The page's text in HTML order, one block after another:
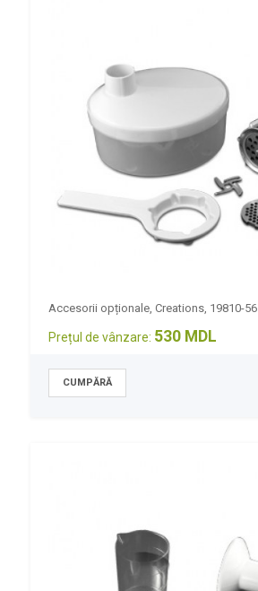
Accesorii opționale, Creations, 19810-56
Prețul de vânzare: 530 MDL